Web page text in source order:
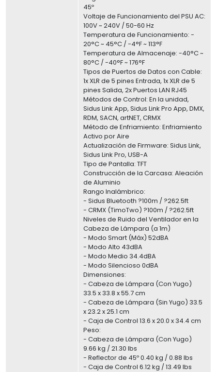
45º
Voltaje de Funcionamiento del PSU AC:
100V ~ 240V / 50-60 Hz
Temperatura de Funcionamiento: -
20°C ~ 45°C / -4°F ~ 113°F
Temperatura de Almacenaje: -40°C ~
80°C / -40°F ~ 176°F
Tipos de Puertos de Datos con Cable:
1x XLR de 5 pines Entrada, 1x XLR de 5
pines Salida, 2x Puertos LAN RJ45
Métodos de Control: En la unidad,
Sidus Link App, Sidus Link Pro App, DMX,
RDM, SACN, artNET, CRMX
Método de Enfriamiento: Enfriamiento
Activo por Aire
Actualización de Firmware: Sidus Link,
Sidus Link Pro, USB-A
Tipo de Pantalla: TFT
Construcción de la Carcasa: Aleación
de Aluminio
Rango Inalámbrico:
- Sidus Bluetooth ?100m / ?262.5ft
- CRMX (TimoTwo) ?100m / ?262.5ft
Niveles de Ruido del Ventilador en la
Cabeza de Lámpara (a 1m)
- Modo Smart (Máx) 52dBA
- Modo Alto 43dBA
- Modo Medio 34.4dBA
- Modo Silencioso 0dBA
Dimensiones:
- Cabeza de Lámpara (Con Yugo)
33.5 x 33.8 x 55.7 cm
- Cabeza de Lámpara (Sin Yugo) 33.5
x 23.2 x 25.1 cm
- Caja de Control 13.6 x 20.0 x 34.4 cm
Peso:
- Cabeza de Lámpara (Con Yugo)
9.66 kg / 21.30 lbs
- Reflector de 45º 0.40 kg / 0.88 lbs
- Caja de Control 6.12 kg / 13.49 lbs